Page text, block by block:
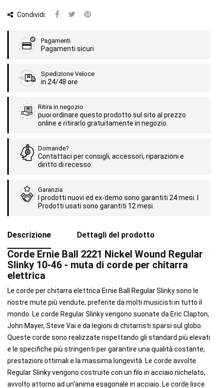
Condividi:
Pagamenti
Pagamenti sicuri
Spedizione Veloce
in 24/48 ore
Ritira in negozio
puoi ordinare questo prodotto sul sito al prezzo
online e ritirarlo gratuitamente in negozio.
Domande?
Contattaci per consigli, accessori, riparazioni e
diritto di recesso.
Garanzia
I prodotti nuovi ed ex-demo sono garantiti 24 mesi. I
Prodotti usati sono garantiti 12 mesi.
Descrizione Dettagli del prodotto
Corde Ernie Ball 2221 Nickel Wound Regular
Slinky 10-46 - muta di corde per chitarra
elettrica
Le corde per chitarra elettrica Ernie Ball Regular Slinky sono le
nostre mute più vendute, preferite da molti musicisti in tutto il
mondo. Le corde Regular Slinky vengono suonate da Eric Clapton,
John Mayer, Steve Vai e da legioni di chitarristi sparsi sul globo.
Queste corde sono realizzate rispettando gli standard più elevati
e le specifiche più stringenti per garantire una qualità costante,
prestazioni ottimali e la massima longevità. Le corde avvolte
Regular Slinky vengono costruite con un filo in acciaio nichelato,
avvolto attorno ad un'anima esagonale in acciaio. Le corde lisce